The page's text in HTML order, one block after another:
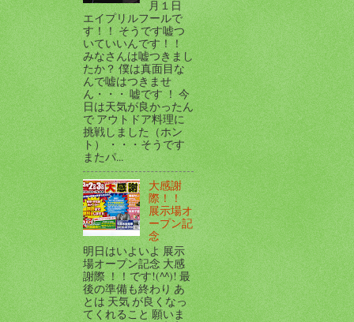
月１日
エイプリルフールで
す！！ そうです嘘つ
いていいんです！！
みなさんは嘘つきまし
たか？ 僕は真面目な
んで嘘はつきませ
ん・・・ 嘘です ！ 今
日は天気が良かったん
で アウトドア料理に
挑戦しました（ホン
ト） ・・・そうです
またパ...
大感謝
際！！
展示場オ
ープン記
念
明日はいよいよ 展示
場オープン記念 大感
謝際 ！！です!(^^)! 最
後の準備も終わり あ
とは 天気 が良くなっ
てくれること 願いま